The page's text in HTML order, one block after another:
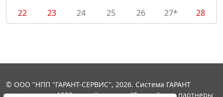
22
23 24 25 26 27* 28
© ООО "НПП "ГАРАНТ-СЕРВИС", 2026. Система ГАРАНТ
выпускается с 1990 года. Компания "Гарант" и ее партнеры